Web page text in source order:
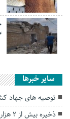
سایر خبرها
توصیه های جهاد
ذخیره بیش از ۲ هزار تن برنج در گلستان